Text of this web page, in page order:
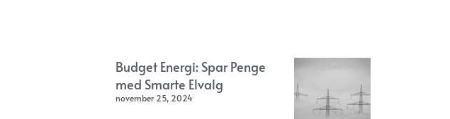
Budget Energi: Spar Penge
med Smarte Elvalg
november 25, 2024